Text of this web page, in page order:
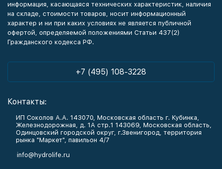
информация, касающаяся технических характеристик, наличия
на складе, стоимости товаров, носит информационный
характер и ни при каких условиях не является публичной
офертой, определяемой положениями Статьи 437(2)
Гражданского кодекса РФ.
+7 (495) 108-3228
Контакты:
ИП Соколов А.А. 143070, Московская область г. Кубинка,
Железнодорожная, д. 1А стр.1 143069, Московская область,
Одинцовский городской округ, г.Звенигород, территория
рынка "Маркет", павильон 4/7
info@hydrolife.ru